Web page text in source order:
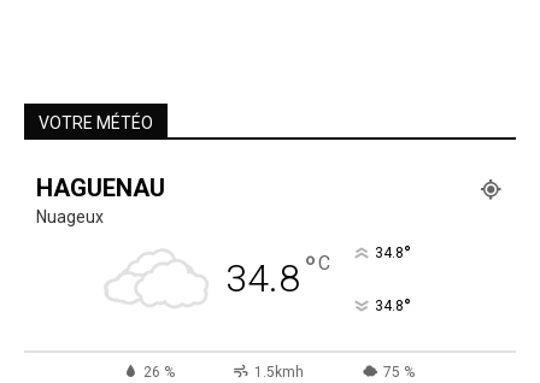
VOTRE MÉTÉO
HAGUENAU
Nuageux
34.8°C 34.8°
34.8°
26 % 1.5kmh 75 %